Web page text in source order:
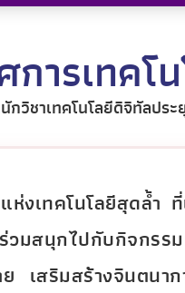
การเทคโ
กวิชาเทคโนโลยีดิจิทัลปร
แห่งเทคโนโลยีสุดล้
มสนุกไปกับกิจกรร
าย เสริมสร้างจินตน